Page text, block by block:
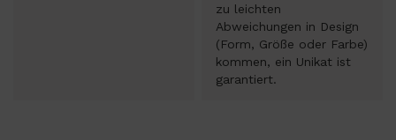
zu leichten
Abweichungen in Design
(Form, Größe oder Farbe)
kommen, ein Unikat ist
garantiert.